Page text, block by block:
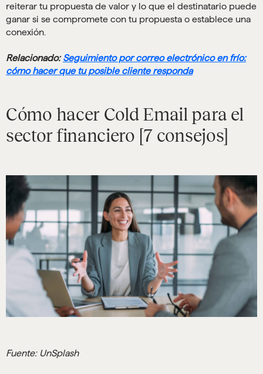
reiterar tu propuesta de valor y lo que el destinatario puede
ganar si se compromete con tu propuesta o establece una
conexión.
Relacionado: Seguimiento por correo electrónico en frío:
cómo hacer que tu posible cliente responda
Cómo hacer Cold Email para el
sector financiero [7 consejos]
Fuente: UnSplash